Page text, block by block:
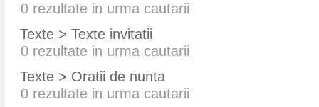
0 rezultate in urma cautarii
Texte > Texte invitatii
0 rezultate in urma cautarii
Texte > Oratii de nunta
0 rezultate in urma cautarii